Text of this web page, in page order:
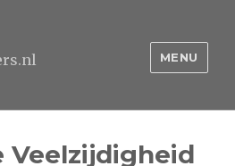
MENU
Veelzijdigheid